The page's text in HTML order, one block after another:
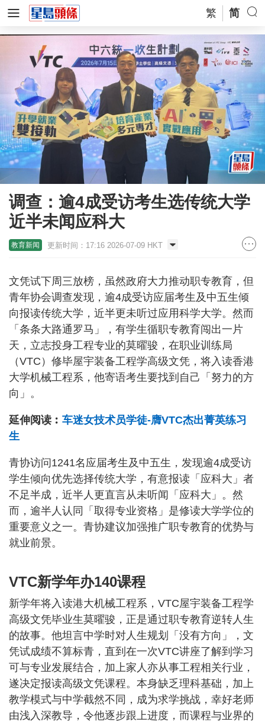
繁 简
调查：逾4成受访考生选传统大学
近半未闻应科大
教育新闻 更新时间：17:16 2026-07-09 HKT
文凭试下周三放榜，虽然政府大力推动职专教育，但
青年协会调查发现，逾4成受访应届考生及中五生倾
向报读传统大学，近半更未听过应用科学大学。然而
「条条大路通罗马」，有学生循职专教育闯出一片
天，立志投身工程专业的莫曜骏，在职业训练局
（VTC）修毕屋宇装备工程学高级文凭，将入读香港
大学机械工程系，他寄语考生要找到自己「努力的方
向」。
延伸阅读︰ 车迷女技术员学徒-膺VTC杰出菁英练习
生
青协访问1241名应届考生及中五生，发现逾4成受访
学生倾向优先选择传统大学，有意报读「应科大」者
不足半成，近半人更直言从未听闻「应科大」。然
而，逾半人认同「取得专业资格」是修读大学学位的
重要意义之一。青协建议加强推广职专教育的优势与
就业前景。
VTC新学年办140课程
新学年将入读港大机械工程系，VTC屋宇装备工程学
高级文凭毕业生莫曜骏，正是通过职专教育逆转人生
的故事。他坦言中学时对人生规划「没有方向」，文
凭试成绩不算标青，直到在一次VTC讲座了解到学习
可与专业发展结合，加上家人亦从事工程相关行业，
遂决定报读高级文凭课程。本身缺乏理科基础，加上
教学模式与中学截然不同，成为求学挑战，幸好老师
由浅入深教导，令他逐步跟上进度，而课程与业界的